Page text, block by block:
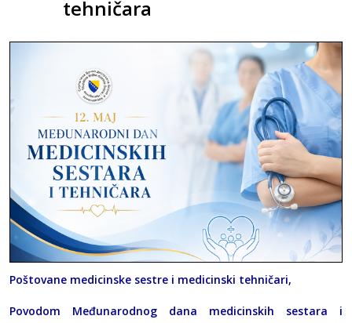
tehničara
Poštovane medicinske sestre i medicinski tehničari,
Povodom Međunarodnog dana medicinskih sestara i